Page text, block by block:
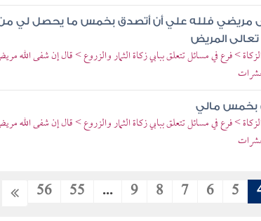
مريضي فلله علي أن أتصدق بخمس ما يحصل لي
المريض
> فرع في مسائل تتعلق ببابي زكاة الثمار والزروع > قال إن شفى الله
بخمس مالي
> فرع في مسائل تتعلق ببابي زكاة الثمار والزروع > قال إن شفى الله
5
6
7
8
9
...
55
56